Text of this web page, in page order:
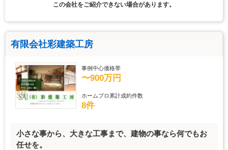
この会社をご紹介できない場合があります。
有限会社彩建築工房
事例中心価格帯
〜900万円
ホームプロ累計成約件数
8件
小さな事から、大きな工事まで、建物の事なら何でもお
任せを。